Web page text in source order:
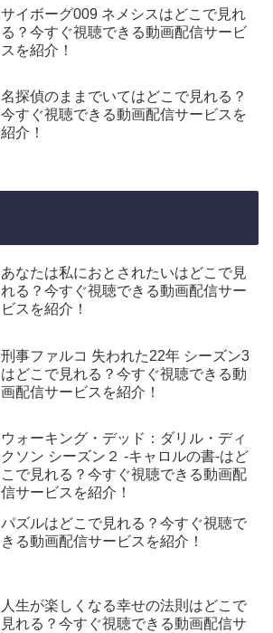
サイボーグ009 ネメシスはどこで見れ
る？今すぐ視聴できる動画配信サービ
スを紹介！
名探偵のままでいてはどこで見れる？
今すぐ視聴できる動画配信サービスを
紹介！
あなたは私におとされたいはどこで見
れる？今すぐ視聴できる動画配信サー
ビスを紹介！
刑事ファルコ 失われた22年 シーズン3
はどこで見れる？今すぐ視聴できる動
画配信サービスを紹介！
ウォーキング・デッド：ダリル・ディ
クソン シーズン２ -キャロルの書-はど
こで見れる？今すぐ視聴できる動画配
信サービスを紹介！
パズルはどこで見れる？今すぐ視聴で
きる動画配信サービスを紹介！
人生が楽しくなる幸せの法則はどこで
見れる？今すぐ視聴できる動画配信サ